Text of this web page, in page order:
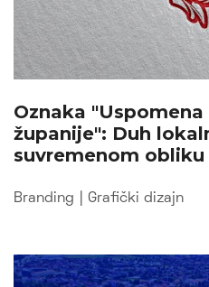
Oznaka
županije": Duh
suvremenom obliku
Branding Grafički dizajn